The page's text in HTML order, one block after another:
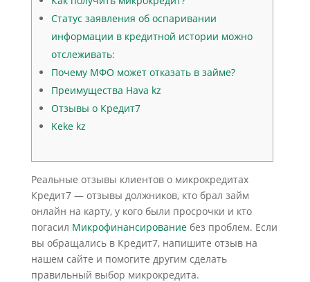
Статус заявления об оспаривании
информации в кредитной истории можно
отслеживать:
Почему МФО может отказать в займе?
Преимущества Hava kz
Отзывы о Кредит7
Keke kz
Реальные отзывы клиентов о микрокредитах
Кредит7 — отзывы должников, кто брал займ
онлайн на карту, у кого были просрочки и кто
погасил Микрофинансированиебез проблем. Если
вы обращались в Кредит7, напишите отзыв на
нашем сайте и помогите другим сделать
правильный выбор микрокредита.